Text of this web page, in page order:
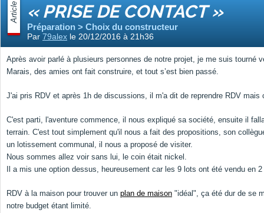
Article « PRISE DE CONTACT »
Préparation > Choix du constructeur
Par 79alex le 20/12/2016 à 21h36
Après avoir parlé à plusieurs personnes de notre projet, je me suis tourné
Marais, des amies ont fait construire, et tout s’est bien passé.
J'ai pris RDV et après 1h de discussions, il m'a dit de reprendre RDV mais
C'est parti, l'aventure commence, il nous expliqué sa société, ensuite il
terrain. C'est tout simplement qu'il nous a fait des propositions, son
un lotissement communal, il nous a proposé de visiter.
Nous sommes allez voir sans lui, le coin était nickel.
Il a mis une option dessus, heureusement car les 9 lots ont été vendu en
RDV à la maison pour trouver un plan de maison "idéal", ça été dur de se
notre budget étant limité.